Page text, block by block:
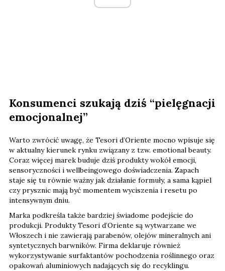
Konsumenci szukają dziś “pielęgnacji
emocjonalnej”
Warto zwrócić uwagę, że Tesori d’Oriente mocno wpisuje się
w aktualny kierunek rynku związany z tzw. emotional beauty.
Coraz więcej marek buduje dziś produkty wokół emocji,
sensoryczności i wellbeingowego doświadczenia. Zapach
staje się tu równie ważny jak działanie formuły, a sama kąpiel
czy prysznic mają być momentem wyciszenia i resetu po
intensywnym dniu.
Marka podkreśla także bardziej świadome podejście do
produkcji. Produkty Tesori d’Oriente są wytwarzane we
Włoszech i nie zawierają parabenów, olejów mineralnych ani
syntetycznych barwników. Firma deklaruje również
wykorzystywanie surfaktantów pochodzenia roślinnego oraz
opakowań aluminiowych nadających się do recyklingu.